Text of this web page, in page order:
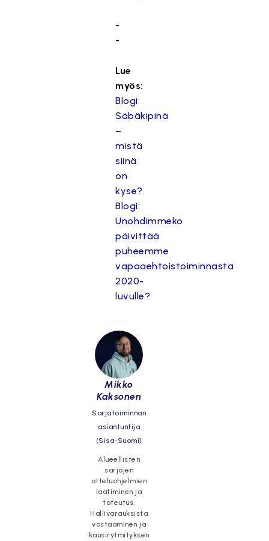
-
-
Lue
myös:
Blogi:
Säbäkipinä
–
mistä
siinä
on
kyse?
Blogi:
Unohdimmeko
päivittää
puheemme
vapaaehtoistoiminnasta
2020-
luvulle?
Mikko
Kaksonen
Sarjatoiminnan
asiantuntija
(Sisä-Suomi)
Alueellisten
sarjojen
otteluohjelmien
laatiminen ja
toteutus.
Hallivarauksista
vastaaminen ja
kausirytmityksen